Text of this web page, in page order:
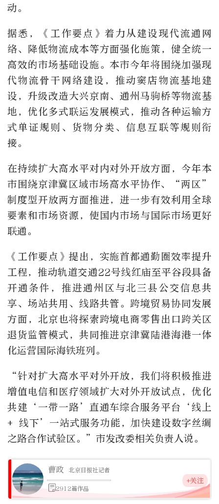
动。
据悉，《工作要点》着力从建设现代流通网
络、降低物流成本等方面强化施策，健全统一
高效的市场基础设施。本市今年将围绕加强现
代物流骨干网络建设，推动窦店物流基地建
设，升级改造大兴京南、通州马驹桥等物流基
地，优化多式联运发展模式，推动各种运输方
式单证规则、货物分类、信息互联等规则衔
接。
在持续扩大高水平对内对外开放方面，今年本
市围绕京津冀区域市场高水平协作、“两区”
制度型开放两方面推进，进一步有效利用全球
要素和市场资源，使国内市场与国际市场更好
联通。
《工作要点》提出，实施首都通勤圈效率提升
工程，推动轨道交通22号线红庙至平谷段具备
开通条件，推进通州区与北三县公交信息共
享、场站共用、线路共管。跨境贸易协同发展
方面，北京也将探索跨境电商零售出口跨关区
退货监管模式，共同推进京津冀陆港海港一体
化运营国际海铁班列。
“针对扩大高水平对外开放，我们将积极推进
增值电信和医疗领域扩大对外开放试点，优化
共建‘一带一路’直通车综合服务平台‘线上
+ 线下’一站式服务功能，加快建设数字丝绸
之路合作试验区。”市发改委相关负责人说。
曹政 北京日报社记者
2912篇作品
+关注